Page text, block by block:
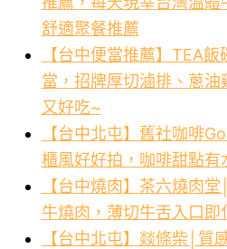
舒適聚餐推薦
【台中便當推薦】TEA
當，招牌厚切滷排、蔥
又好吃~
【台中北屯】舊社咖啡
櫃風好好拍，咖啡甜點有
【台中燒肉】茶六燒肉
牛燒肉，薄切牛舌入口即
【台中北屯】燚條柴│質